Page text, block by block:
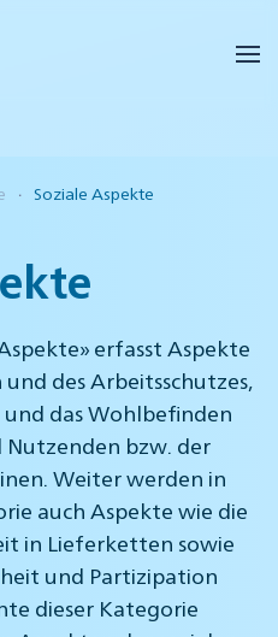
Soziale Aspekte
erfasst Aspekte
des Arbeitsschutzes,
das Wohlbefinden
bzw. der
Weiter werden in
auch Aspekte wie die
in Lieferketten sowie
und Partizipation
dieser Kategorie